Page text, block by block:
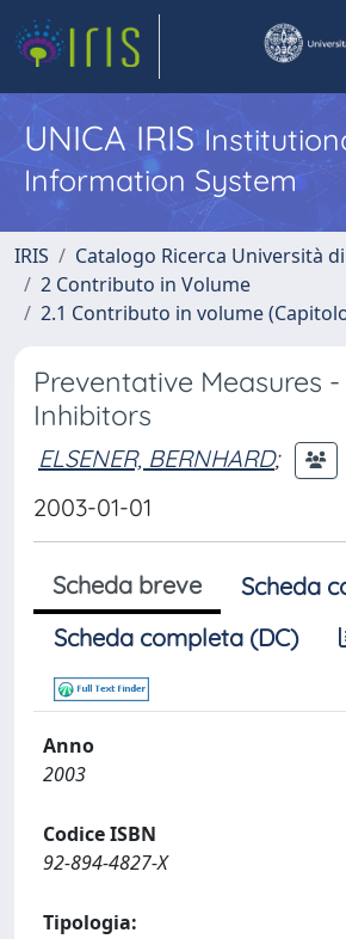
UNICA IRIS
Information System
IRIS
Catalogo Ricerca Università
2 Contributo in Volume
2.1 Contributo in volume
Preventative Measures -
Inhibitors
ELSENER, BERNHARD;
2003-01-01
Scheda breve
Scheda
Scheda completa (DC)
Anno
2003
Codice ISBN
92-894-4827-X
Tipologia: